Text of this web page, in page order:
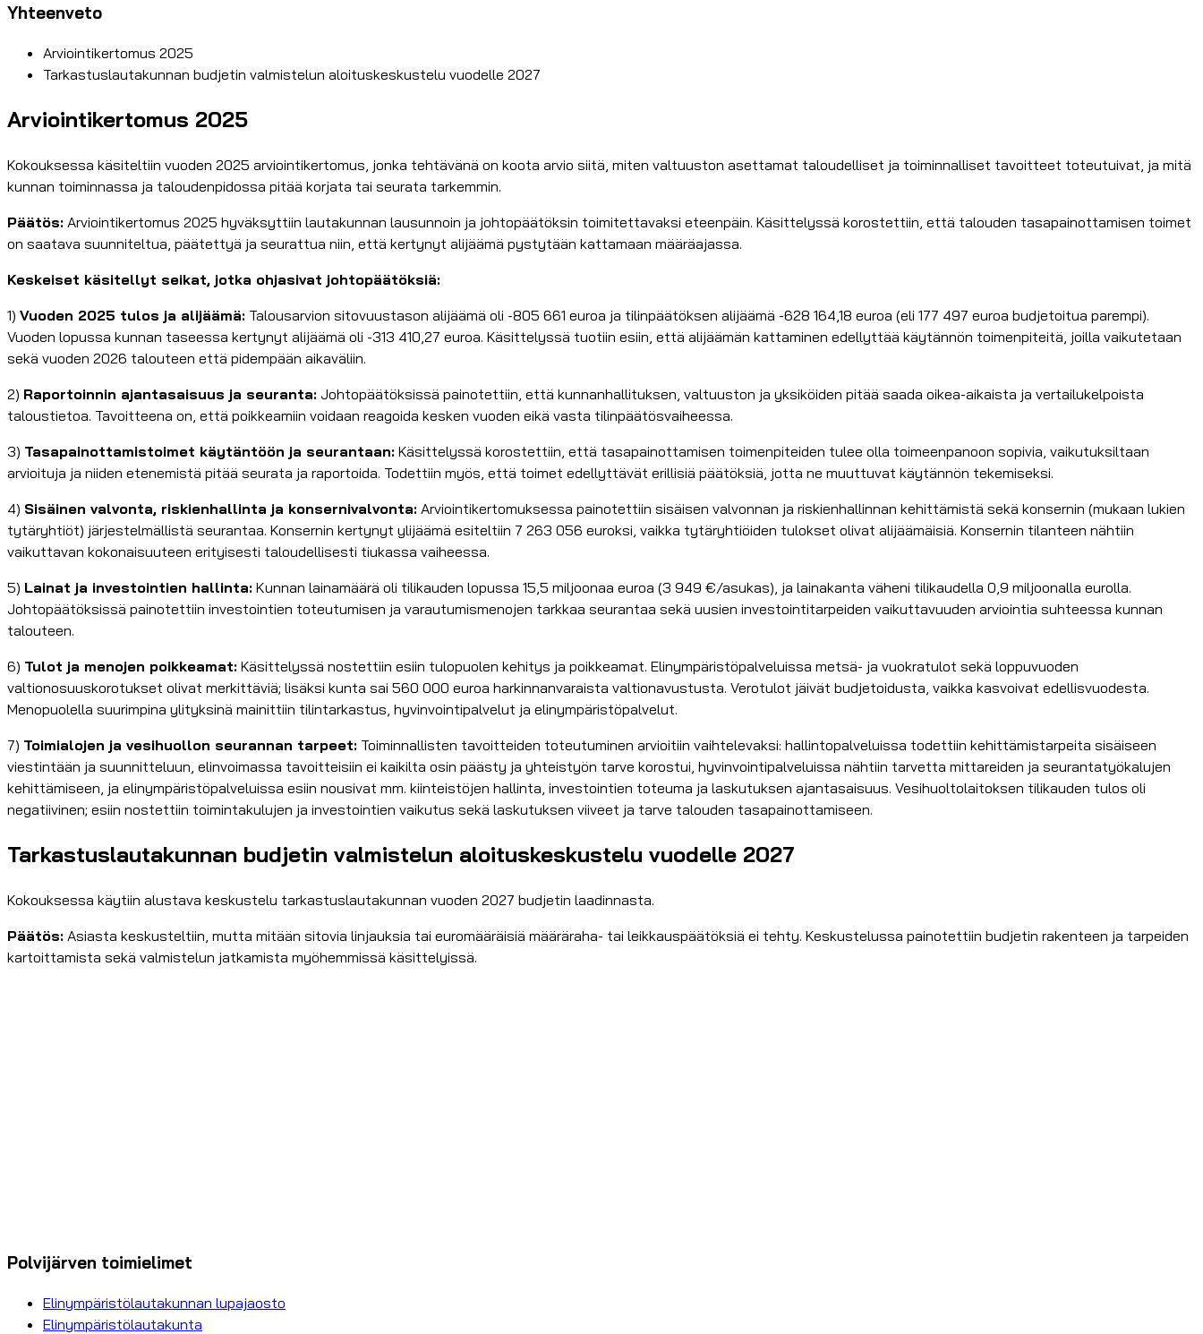
Yhteenveto
Arviointikertomus 2025
Tarkastuslautakunnan budjetin valmistelun aloituskeskustelu vuodelle 2027
Arviointikertomus 2025
Kokouksessa käsiteltiin vuoden 2025 arviointikertomus, jonka tehtävänä on koota arvio siitä, miten valtuuston asettamat taloudelliset ja toiminnalliset tavoitteet toteutuivat, ja mitä
kunnan toiminnassa ja taloudenpidossa pitää korjata tai seurata tarkemmin.
Päätös: Arviointikertomus 2025 hyväksyttiin lautakunnan lausunnoin ja johtopäätöksin toimitettavaksi eteenpäin. Käsittelyssä korostettiin, että talouden tasapainottamisen toimet
on saatava suunniteltua, päätettyä ja seurattua niin, että kertynyt alijäämä pystytään kattamaan määräajassa.
Keskeiset käsitellyt seikat, jotka ohjasivat johtopäätöksiä:
1) Vuoden 2025 tulos ja alijäämä: Talousarvion sitovuustason alijäämä oli -805 661 euroa ja tilinpäätöksen alijäämä -628 164,18 euroa (eli 177 497 euroa budjetoitua parempi).
Vuoden lopussa kunnan taseessa kertynyt alijäämä oli -313 410,27 euroa. Käsittelyssä tuotiin esiin, että alijäämän kattaminen edellyttää käytännön toimenpiteitä, joilla vaikutetaan
sekä vuoden 2026 talouteen että pidempään aikaväliin.
2) Raportoinnin ajantasaisuus ja seuranta: Johtopäätöksissä painotettiin, että kunnanhallituksen, valtuuston ja yksiköiden pitää saada oikea-aikaista ja vertailukelpoista
taloustietoa. Tavoitteena on, että poikkeamiin voidaan reagoida kesken vuoden eikä vasta tilinpäätösvaiheessa.
3) Tasapainottamistoimet käytäntöön ja seurantaan: Käsittelyssä korostettiin, että tasapainottamisen toimenpiteiden tulee olla toimeenpanoon sopivia, vaikutuksiltaan
arvioituja ja niiden etenemistä pitää seurata ja raportoida. Todettiin myös, että toimet edellyttävät erillisiä päätöksiä, jotta ne muuttuvat käytännön tekemiseksi.
4) Sisäinen valvonta, riskienhallinta ja konsernivalvonta: Arviointikertomuksessa painotettiin sisäisen valvonnan ja riskienhallinnan kehittämistä sekä konsernin (mukaan lukien
tytäryhtiöt) järjestelmällistä seurantaa. Konsernin kertynyt ylijäämä esiteltiin 7 263 056 euroksi, vaikka tytäryhtiöiden tulokset olivat alijäämäisiä. Konsernin tilanteen nähtiin
vaikuttavan kokonaisuuteen erityisesti taloudellisesti tiukassa vaiheessa.
5) Lainat ja investointien hallinta: Kunnan lainamäärä oli tilikauden lopussa 15,5 miljoonaa euroa (3 949 €/asukas), ja lainakanta väheni tilikaudella 0,9 miljoonalla eurolla.
Johtopäätöksissä painotettiin investointien toteutumisen ja varautumismenojen tarkkaa seurantaa sekä uusien investointitarpeiden vaikuttavuuden arviointia suhteessa kunnan
talouteen.
6) Tulot ja menojen poikkeamat: Käsittelyssä nostettiin esiin tulopuolen kehitys ja poikkeamat. Elinympäristöpalveluissa metsä- ja vuokratulot sekä loppuvuoden
valtionosuuskorotukset olivat merkittäviä; lisäksi kunta sai 560 000 euroa harkinnanvaraista valtionavustusta. Verotulot jäivät budjetoidusta, vaikka kasvoivat edellisvuodesta.
Menopuolella suurimpina ylityksinä mainittiin tilintarkastus, hyvinvointipalvelut ja elinympäristöpalvelut.
7) Toimialojen ja vesihuollon seurannan tarpeet: Toiminnallisten tavoitteiden toteutuminen arvioitiin vaihtelevaksi: hallintopalveluissa todettiin kehittämistarpeita sisäiseen
viestintään ja suunnitteluun, elinvoimassa tavoitteisiin ei kaikilta osin päästy ja yhteistyön tarve korostui, hyvinvointipalveluissa nähtiin tarvetta mittareiden ja seurantatyökalujen
kehittämiseen, ja elinympäristöpalveluissa esiin nousivat mm. kiinteistöjen hallinta, investointien toteuma ja laskutuksen ajantasaisuus. Vesihuoltolaitoksen tilikauden tulos oli
negatiivinen; esiin nostettiin toimintakulujen ja investointien vaikutus sekä laskutuksen viiveet ja tarve talouden tasapainottamiseen.
Tarkastuslautakunnan budjetin valmistelun aloituskeskustelu vuodelle 2027
Kokouksessa käytiin alustava keskustelu tarkastuslautakunnan vuoden 2027 budjetin laadinnasta.
Päätös: Asiasta keskusteltiin, mutta mitään sitovia linjauksia tai euromääräisiä määräraha- tai leikkauspäätöksiä ei tehty. Keskustelussa painotettiin budjetin rakenteen ja tarpeiden
kartoittamista sekä valmistelun jatkamista myöhemmissä käsittelyissä.
Polvijärven toimielimet
Elinympäristölautakunnan lupajaosto
Elinympäristölautakunta